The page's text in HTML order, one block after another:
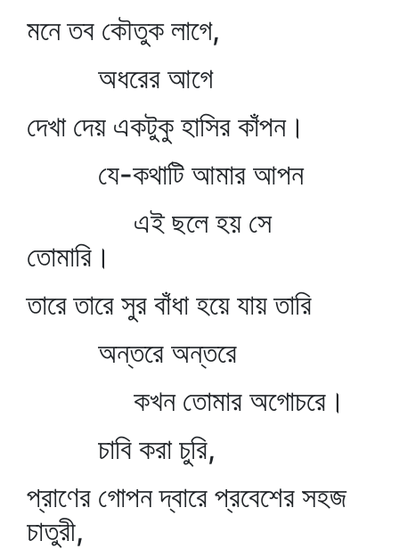
মনে তব কৌতুক লাগে,
অধরের আগে
দেখা দেয় একটুকু হাসির কাঁপন।
যে-কথাটি আমার আপন
এই ছলে হয় সে
তোমারি।
তারে তারে সুর বাঁধা হয়ে যায় তারি
অন্তরে অন্তরে
কখন তোমার অগোচরে।
চাবি করা চুরি,
প্রাণের গোপন দ্বারে প্রবেশের সহজ
চাতুরী,